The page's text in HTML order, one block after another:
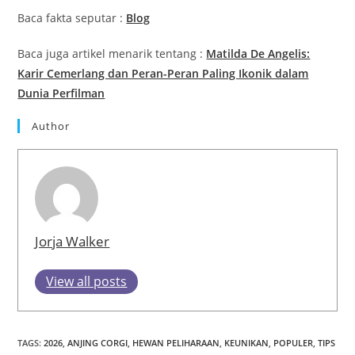
Baca fakta seputar : Blog
Baca juga artikel menarik tentang : Matilda De Angelis:
Karir Cemerlang dan Peran-Peran Paling Ikonik dalam
Dunia Perfilman
Author
Jorja Walker
View all posts
TAGS:2026, ANJING CORGI, HEWAN PELIHARAAN, KEUNIKAN, POPULER, TIPS